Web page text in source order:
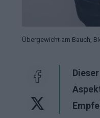
Übergewicht am Bauch,